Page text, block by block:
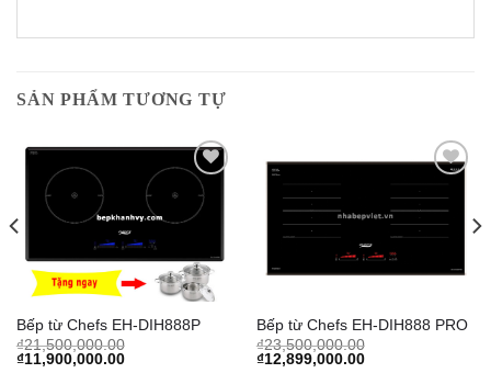
SẢN PHẨM TƯƠNG TỰ
Add to
Wishlist
Bếp từ Chefs EH-DIH888P
₫21,500,000.00
Original
₫11,900,000.00Current
Bếp từ Chefs EH-DIH888 PRO
₫23,500,000.00
Original
₫12,899,000.00Current